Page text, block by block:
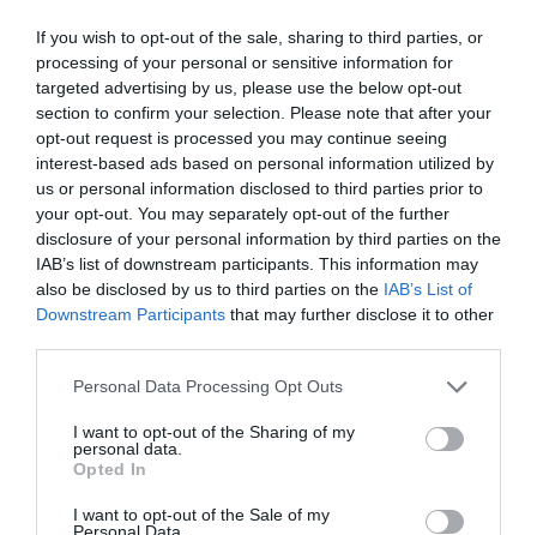
If you wish to opt-out of the sale, sharing to third parties, or
processing of your personal or sensitive information for
targeted advertising by us, please use the below opt-out
section to confirm your selection. Please note that after your
opt-out request is processed you may continue seeing
interest-based ads based on personal information utilized by
us or personal information disclosed to third parties prior to
your opt-out. You may separately opt-out of the further
disclosure of your personal information by third parties on the
IAB’s list of downstream participants. This information may
also be disclosed by us to third parties on the IAB’s List of
Downstream Participants that may further disclose it to other
Personal Data Processing Opt Outs
I want to opt-out of the Sharing of my
personal data.
Opted In
I want to opt-out of the Sale of my
Personal Data.
Aucun commentaire !
LAISSER UN COMMENTAIRE
FAIRE UN DON
Soutenez Air Journal participez
développement !
NOUS SOUTENIR